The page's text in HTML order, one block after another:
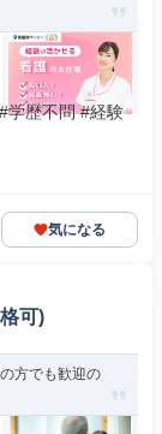
学歴不問 #経験
気になる
可)
方でも歓迎の